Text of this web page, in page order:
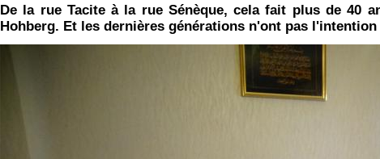
De la rue Tacite à la rue Sénèque, cela fait plus de 40
Hohberg. Et les dernières générations n'ont pas